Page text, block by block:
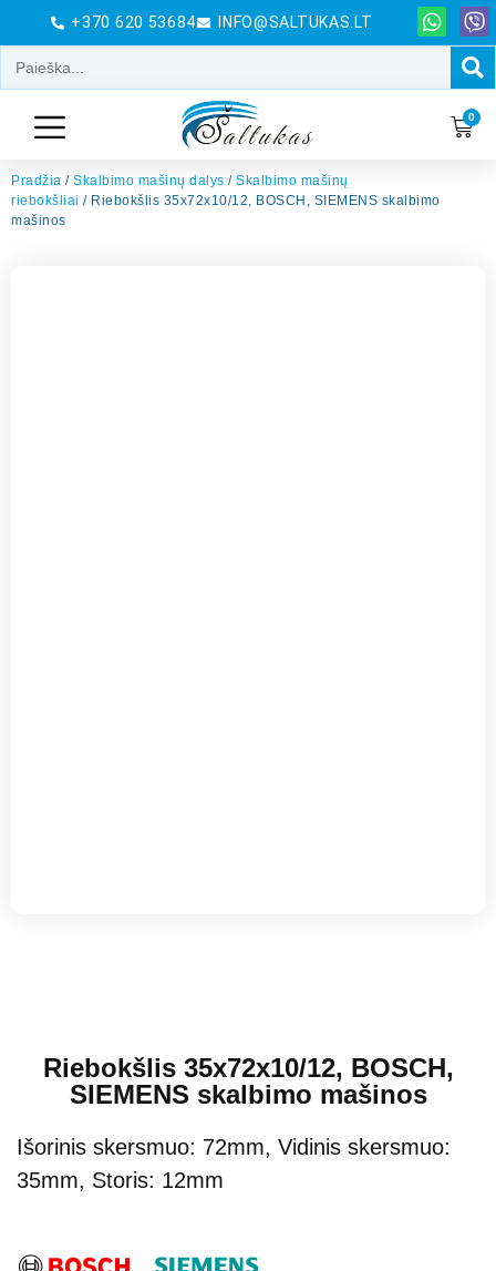
+370 620 53684 INFO@SALTUKAS.LT
0
Pradžia / Skalbimo mašinų dalys / Skalbimo mašinų
riebokšliai / Riebokšlis 35x72x10/12, BOSCH, SIEMENS skalbimo
mašinos
Riebokšlis 35x72x10/12, BOSCH,
SIEMENS skalbimo mašinos
Išorinis skersmuo: 72mm, Vidinis skersmuo:
35mm, Storis: 12mm